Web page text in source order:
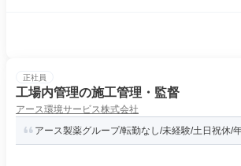
正社員
工場内管理の施工管理・監督
アース環境サービス株式会社
アース製薬グループ/転勤なし/未経験/土日祝休/